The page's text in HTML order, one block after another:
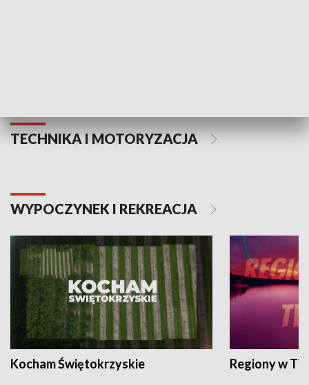
TECHNIKA I MOTORYZACJA
WYPOCZYNEK I REKREACJA
Kocham Świętokrzyskie Regiony w